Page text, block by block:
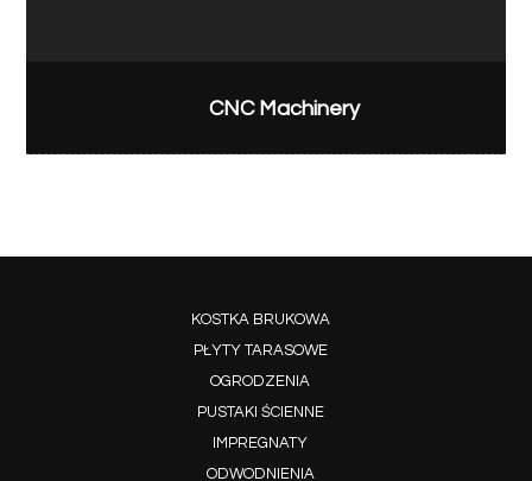
CNC Machinery
KOSTKA BRUKOWA
PŁYTY TARASOWE
OGRODZENIA
PUSTAKI ŚCIENNE
IMPREGNATY
ODWODNIENIA